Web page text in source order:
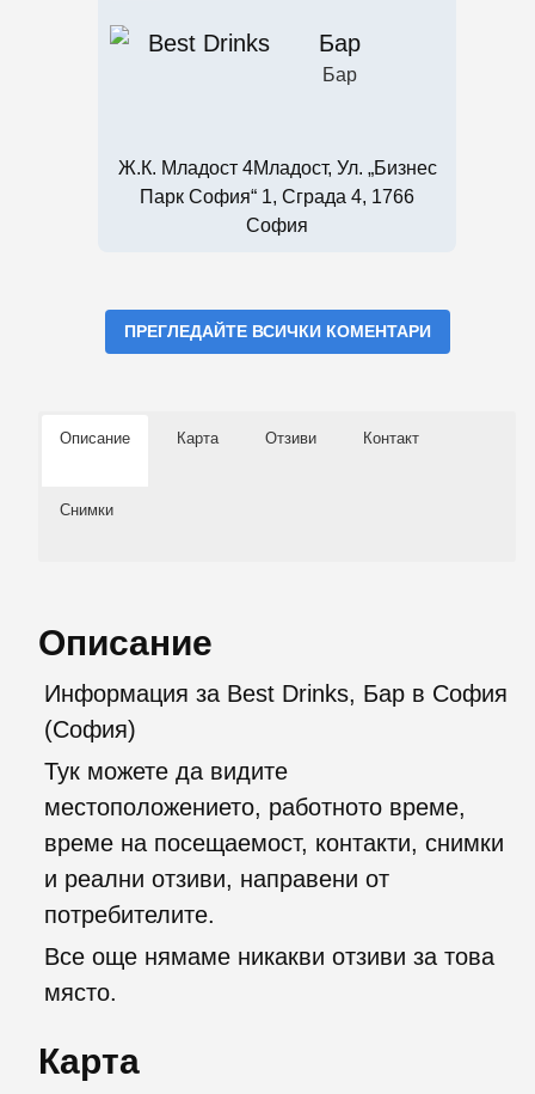
Бар
Бар
Ж.к. Младост 4Младост, Ул. „Бизнес
Парк София“ 1, Сграда 4, 1766
София
ПРЕГЛЕДАЙТЕ ВСИЧКИ КОМЕНТАРИ
Описание Карта Отзиви Контакт
Снимки
Описание
Информация за Best Drinks, Бар в София
(София)
Тук можете да видите
местоположението, работното време,
време на посещаемост, контакти, снимки
и реални отзиви, направени от
потребителите.
Все още нямаме никакви отзиви за това
място.
Карта